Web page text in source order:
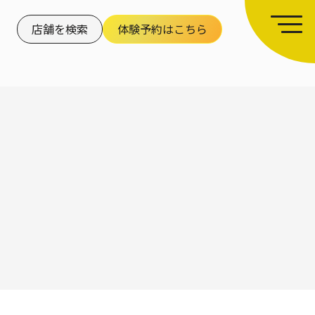
店舗を検索 体験予約はこちら